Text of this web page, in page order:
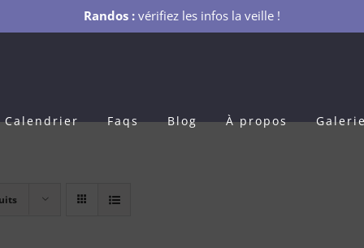
Randos : vérifiez les infos la veille !
Calendrier Faqs Blog À propos